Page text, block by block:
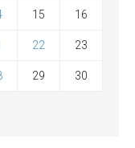
15 16
22 23
29 30